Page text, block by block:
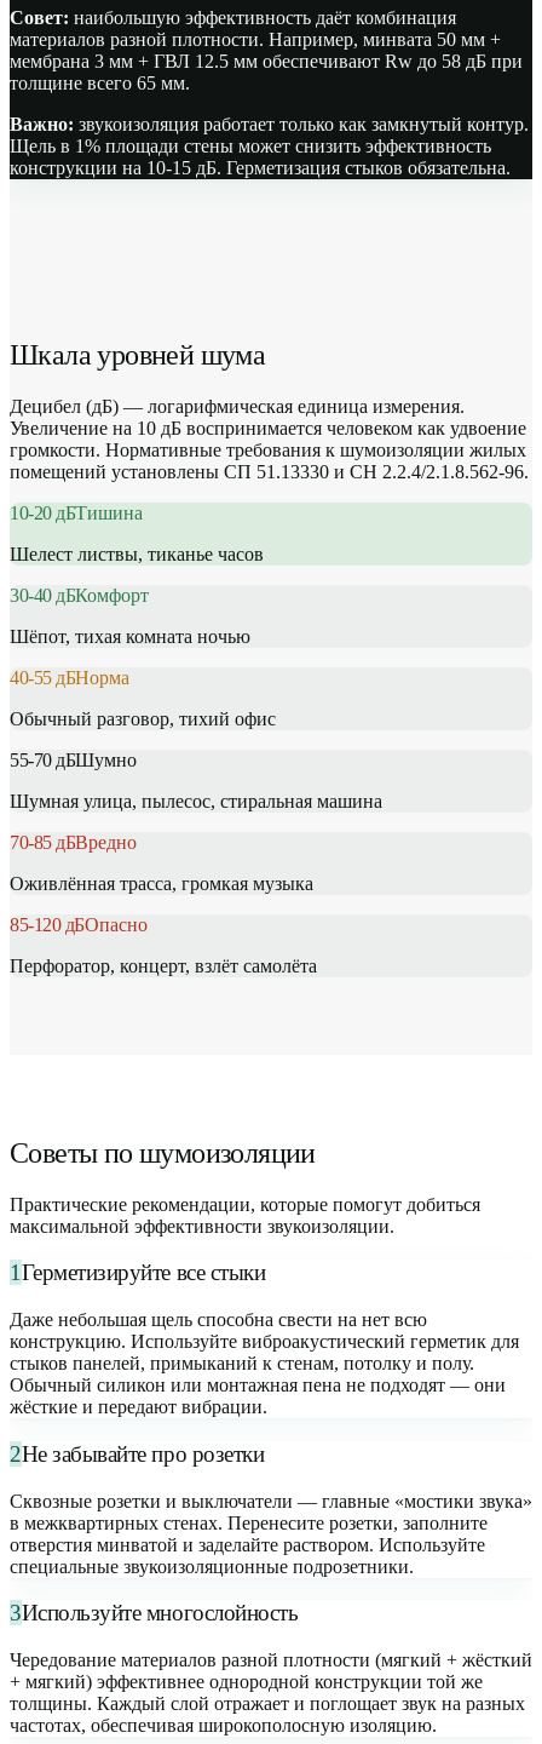
Совет: наибольшую эффективность даёт комбинация
материалов разной плотности. Например, минвата 50 мм +
мембрана 3 мм + ГВЛ 12.5 мм обеспечивают Rw до 58 дБ при
толщине всего 65 мм.
Важно: звукоизоляция работает только как замкнутый контур.
Щель в 1% площади стены может снизить эффективность
конструкции на 10-15 дБ. Герметизация стыков обязательна.
Шкала уровней шума
Децибел (дБ) — логарифмическая единица измерения.
Увеличение на 10 дБ воспринимается человеком как удвоение
громкости. Нормативные требования к шумоизоляции жилых
помещений установлены СП 51.13330 и СН 2.2.4/2.1.8.562-96.
10-20дБТишина
Шелест листвы, тиканье часов
30-40дБКомфорт
Шёпот, тихая комната ночью
40-55дБНорма
Обычный разговор, тихий офис
55-70дБШумно
Шумная улица, пылесос, стиральная машина
70-85дБВредно
Оживлённая трасса, громкая музыка
85-120дБОпасно
Перфоратор, концерт, взлёт самолёта
Советы по шумоизоляции
Практические рекомендации, которые помогут добиться
максимальной эффективности звукоизоляции.
1Герметизируйте все стыки
Даже небольшая щель способна свести на нет всю
конструкцию. Используйте виброакустический герметик для
стыков панелей, примыканий к стенам, потолку и полу.
Обычный силикон или монтажная пена не подходят — они
жёсткие и передают вибрации.
2Не забывайте про розетки
Сквозные розетки и выключатели — главные «мостики звука»
в межквартирных стенах. Перенесите розетки, заполните
отверстия минватой и заделайте раствором. Используйте
специальные звукоизоляционные подрозетники.
3Используйте многослойность
Чередование материалов разной плотности (мягкий + жёсткий
+ мягкий) эффективнее однородной конструкции той же
толщины. Каждый слой отражает и поглощает звук на разных
частотах, обеспечивая широкополосную изоляцию.